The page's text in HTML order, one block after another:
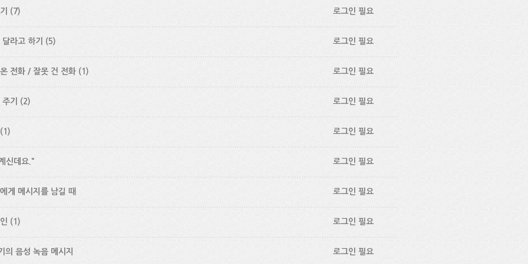
(7) 로그인 필요
라고 하기 (5) 로그인 필요
전화 / 잘못 건 전화 (1) 로그인 필요
기 (2) 로그인 필요
(1) 로그인 필요
신데요." 로그인 필요
게 메시지를 남길 때 로그인 필요
(1) 로그인 필요
의 음성 녹음 메시지 로그인 필요